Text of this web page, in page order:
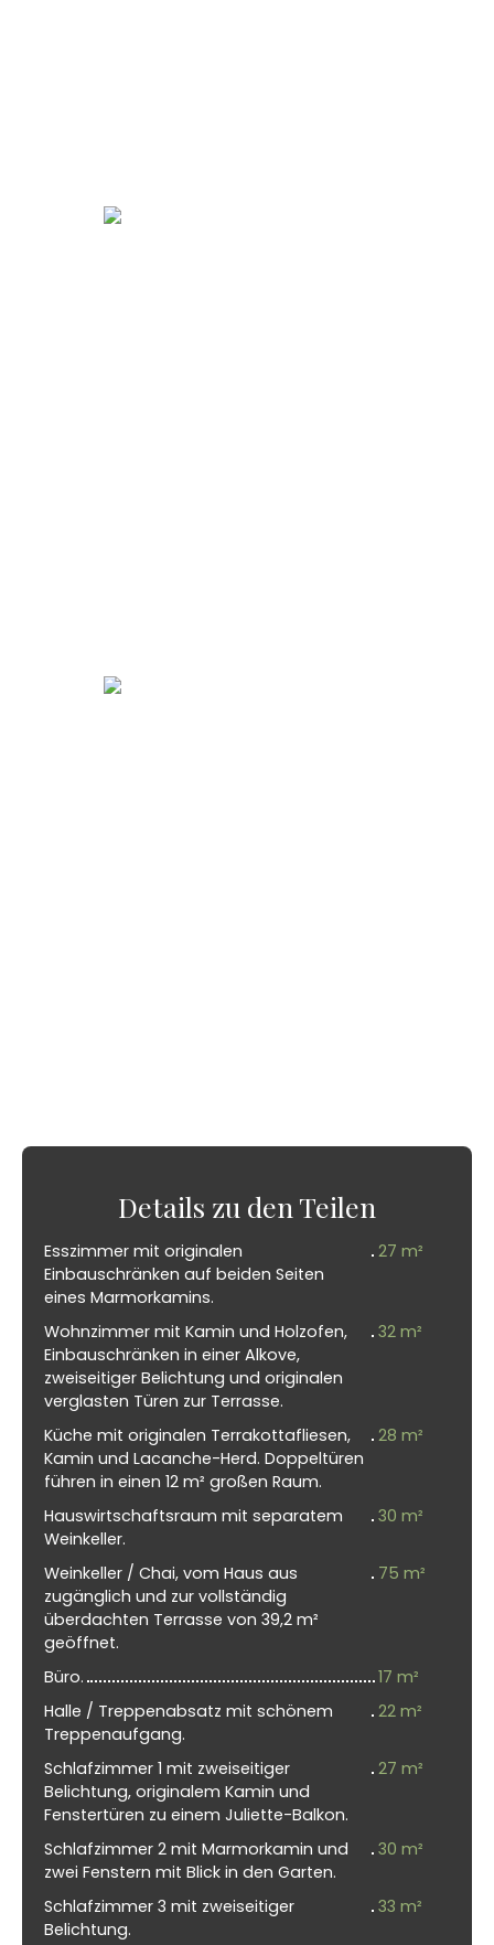
Details zu den Teilen
Esszimmer mit originalen
Einbauschränken auf beiden Seiten
eines Marmorkamins.
27 m²
Wohnzimmer mit Kamin und Holzofen,
Einbauschränken in einer Alkove,
zweiseitiger Belichtung und originalen
verglasten Türen zur Terrasse.
32 m²
Küche mit originalen Terrakottafliesen,
Kamin und Lacanche-Herd. Doppeltüren
führen in einen 12 m² großen Raum.
28 m²
Hauswirtschaftsraum mit separatem
Weinkeller.
30 m²
Weinkeller / Chai, vom Haus aus
zugänglich und zur vollständig
überdachten Terrasse von 39,2 m²
geöffnet.
75 m²
Büro.
17 m²
Halle / Treppenabsatz mit schönem
Treppenaufgang.
22 m²
Schlafzimmer 1 mit zweiseitiger
Belichtung, originalem Kamin und
Fenstertüren zu einem Juliette-Balkon.
27 m²
Schlafzimmer 2 mit Marmorkamin und
zwei Fenstern mit Blick in den Garten.
30 m²
Schlafzimmer 3 mit zweiseitiger
Belichtung.
33 m²